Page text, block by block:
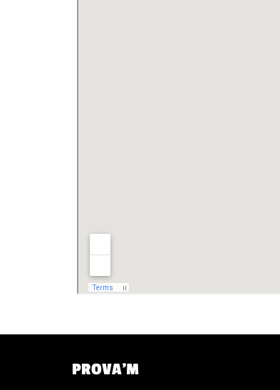
PROVA’M